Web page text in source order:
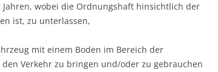
wobei die Ordnungshaft hinsichtlich der
ist, zu unterlassen,
mit einem Boden im Bereich der
Verkehr zu bringen und/oder zu gebrauchen